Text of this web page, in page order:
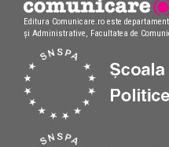
Editura Comunicare.ro este
și Administrative, Facultatea de